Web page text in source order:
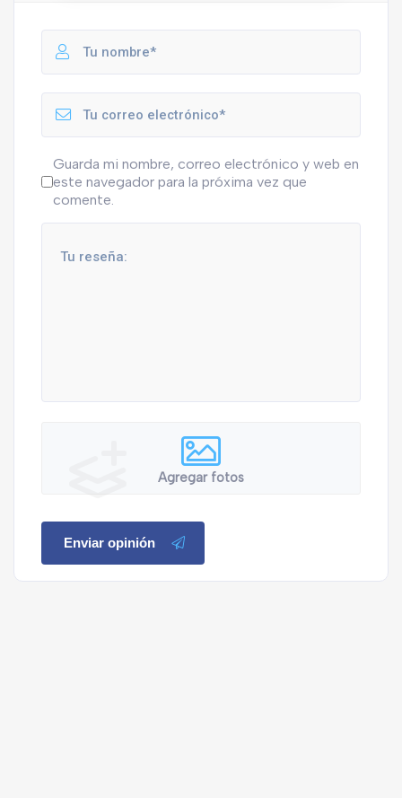
Guarda mi nombre, correo electrónico y web en
este navegador para la próxima vez que
comente.
Agregar fotos
Enviar opinión